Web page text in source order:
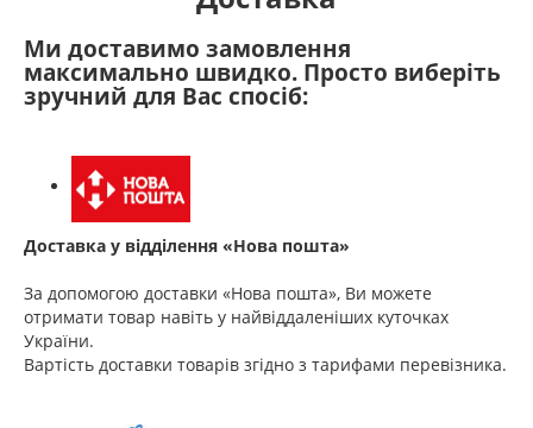
Ми доставимо замовлення
максимально швидко. Просто виберіть
зручний для Вас спосіб:
Доставка у відділення «Нова пошта»
За допомогою доставки «Нова пошта», Ви можете
отримати товар навіть у найвіддаленіших куточках
України.
Вартість доставки товарів згідно з тарифами перевізника.